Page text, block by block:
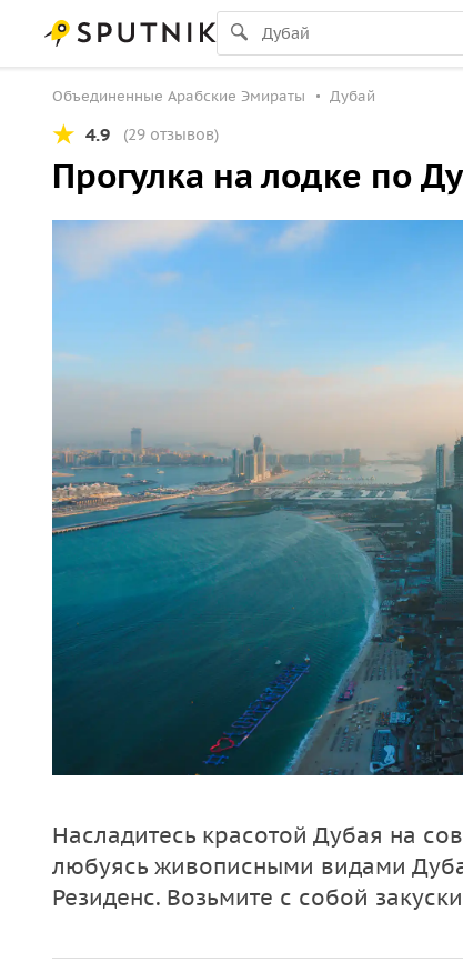
Объединенные Арабские Эмираты Дубай
4.9 (29 отзывов)
Прогулка на лодке по
Насладитесь красотой Дубая на
любуясь живописными видами
Резиденс. Возьмите с собой